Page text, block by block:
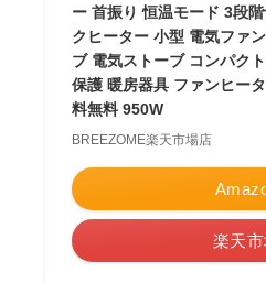
ー 首振り 恒温モード 3段
クヒーター 小型 電気ファ
ブ 電気ストーブ コンパク
保護 暖房器具 ファンヒー
料無料 950W
BREEZOME楽天市場店
楽天